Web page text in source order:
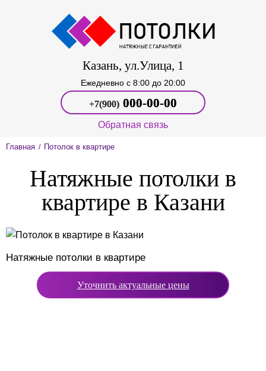
Казань, ул.Улица, 1
Ежедневно c 8:00 до 20:00
+7(900) 000‑00-00
Обратная связь
Главная / Потолок в квартире
Натяжные потолки в
квартире в Казани
Натяжные потолки в квартире
Уточнить актуальные цены